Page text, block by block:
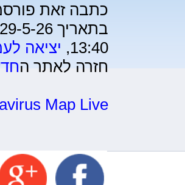
13:40, יציאה
חזרה לאתר ה
Map Live